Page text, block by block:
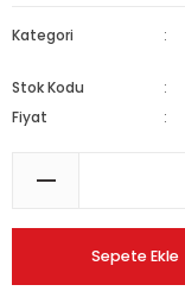
Kategori
Stok Kodu
Fiyat
Sepete Ekle